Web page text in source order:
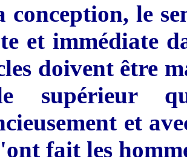
conception, le
et immédiate
doivent être
et
fait les